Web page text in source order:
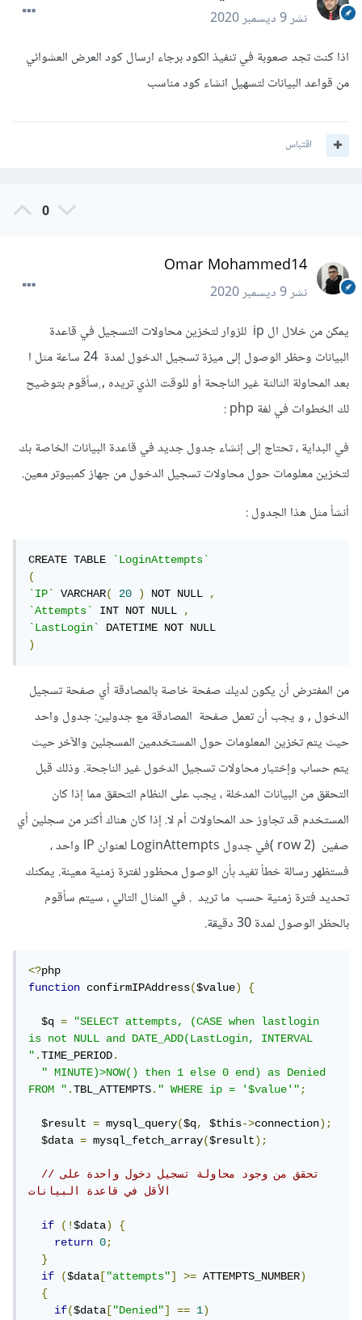
نشر9 ديسمبر 2020
اذا كنت تجد صعوبة في تنفيذ الكود برجاء ارسال كود العرض العشوائي
من قواعد البيانات لتسهيل انشاء كود مناسب
اقتباس
0
Omar Mohammed14
نشر9 ديسمبر 2020
يمكن من خلال ال ip للزوار لتخزين محاولات التسجيل في قاعدة
البيانات وحظر الوصول إلى ميزة تسجيل الدخول لمدة 24 ساعة مثل ا
بعد المحاولة الثالثة غير الناجحة أو للوقت الذي تريده , ٍسأقوم بتوضيح
لك الخطوات في لغة php :
في البداية ، تحتاج إلى إنشاء جدول جديد في قاعدة البيانات الخاصة بك
لتخزين معلومات حول محاولات تسجيل الدخول من جهاز كمبيوتر معين.
أنشأ مثل هذا الجدول :
CREATE TABLE `LoginAttempts`
(
`IP`
VARCHAR( 20 ) NOT NULL ,
`Attempts`
INT NOT NULL ,
`LastLogin`
)
من المفترض أن يكون لديك صفحة خاصة بالمصادقة أي صفحة تسجيل
الدخول , و يجب أن تعمل صفحة المصادقة مع جدولين: جدول واحد
حيث يتم تخزين المعلومات حول المستخدمين المسجلين والآخر حيث
يتم حساب وإختبار محاولات تسجيل الدخول غير الناجحة. وذلك قبل
التحقق من البيانات المدخلة ، يجب على النظام التحقق مما إذا كان
المستخدم قد تجاوز حد المحاولات أم لا. إذا كان هناك أكثر من سجلين أي
صفين (2 row )في جدول LoginAttempts لعنوان IP واحد ،
فستظهر رسالة خطأ تفيد بأن الوصول محظور لفترة زمنية معينة. يمكنك
تحديد فترة زمنية حسب ما تريد . في المثال التالي ، سيتم سأقوم
بالحظر الوصول لمدة 30 دقيقة.
<?
function confirmIPAddress($value) {
  $q
=
"SELECT attempts, (CASE when lastlogin
is not NULL and DATE_ADD(LastLogin, INTERVAL
".TIME_PERIOD.
" MINUTE)>NOW() then 1 else 0 end) as Denied
FROM ".TBL_ATTEMPTS." WHERE ip = '$value'";
  $result
= mysql_query($q, $this->connection);
  $data
= mysql_fetch_array($result);
//تحقق من وجود محاولة تسجيل دخول واحدة على
if (!$data)
{
return
0;
}
if
($data ["attempts"] >= ATTEMPTS_NUMBER)
{
if($data ["Denied"] == 1)